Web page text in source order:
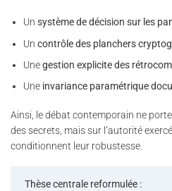
Unsystème de décision sur les
Uncontrôle des planchers
Unegestion explicite des
Une invariance paramétrique
Ainsi, le débat contemporain ne
des secrets, mais sur l’autorité
conditionnent leur robustesse.
Thèse centrale reformulée :